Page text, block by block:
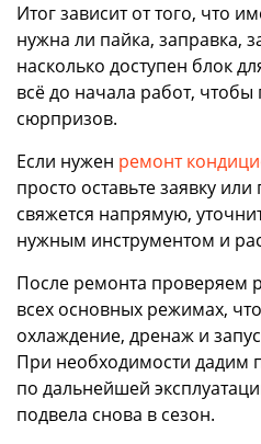
Итог зависит от того, что
нужна ли пайка, заправка,
насколько доступен блок
всё до начала работ,
сюрпризов.
Если нужен ремонт
просто оставьте заявку
свяжется напрямую,
нужным инструментом и
После ремонта проверяем
всех основных режимах,
охлаждение, дренаж и
При необходимости дадим
по дальнейшей
подвела снова в сезон.